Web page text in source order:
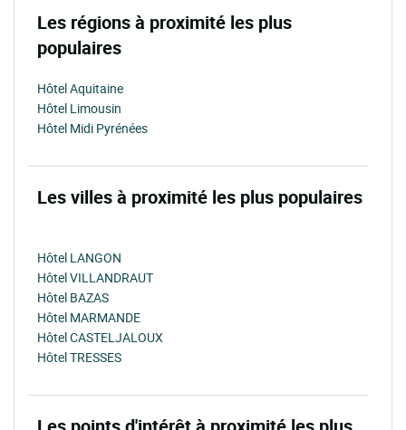
Les régions à proximité les plus
populaires
Hôtel Aquitaine
Hôtel Limousin
Hôtel Midi Pyrénées
Les villes à proximité les plus populaires
Hôtel LANGON
Hôtel VILLANDRAUT
Hôtel BAZAS
Hôtel MARMANDE
Hôtel CASTELJALOUX
Hôtel TRESSES